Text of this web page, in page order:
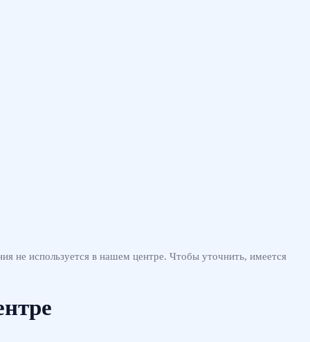
не используется в нашем центре. Чтобы уточнить, имеется